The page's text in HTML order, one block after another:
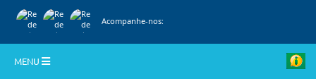
Acompanhe-nos:
MENU